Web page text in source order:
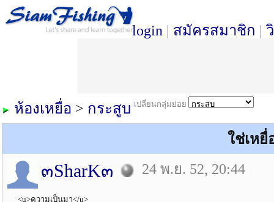
login | สมัครสมาชิก |
เปลี่ยนกลุ่มย่อย
ห้องเหยื่อ > กระสูบ
ใช่เห
๓SharK๓ 24 พ.ย. 52, 20:44
<u>ความเป็นมา</u>